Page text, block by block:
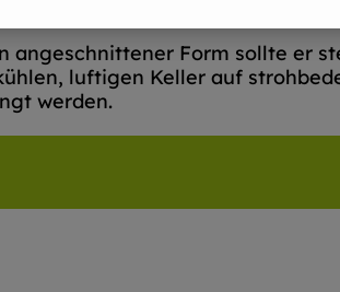
angeschnittener Form sollte er
luftigen Keller auf
werden.